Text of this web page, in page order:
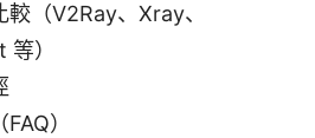
（V2Ray、Xray、
）
）